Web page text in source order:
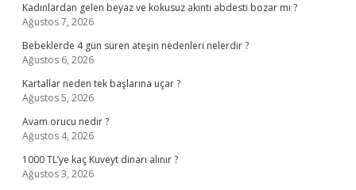
Kadınlardan gelen beyaz ve kokusuz akıntı abdesti bozar mı ?
Ağustos 7, 2026
Bebeklerde 4 gün süren ateşin nedenleri nelerdir ?
Ağustos 6, 2026
Kartallar neden tek başlarına uçar ?
Ağustos 5, 2026
Avam orucu nedir ?
Ağustos 4, 2026
1000 TL’ye kaç Kuveyt dinarı alınır ?
Ağustos 3, 2026